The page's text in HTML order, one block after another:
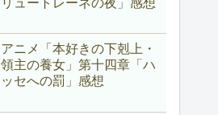
リュートレーネの夜」感想
アニメ「本好きの下剋上・
領主の養女」第十四章「ハ
ッセへの罰」感想